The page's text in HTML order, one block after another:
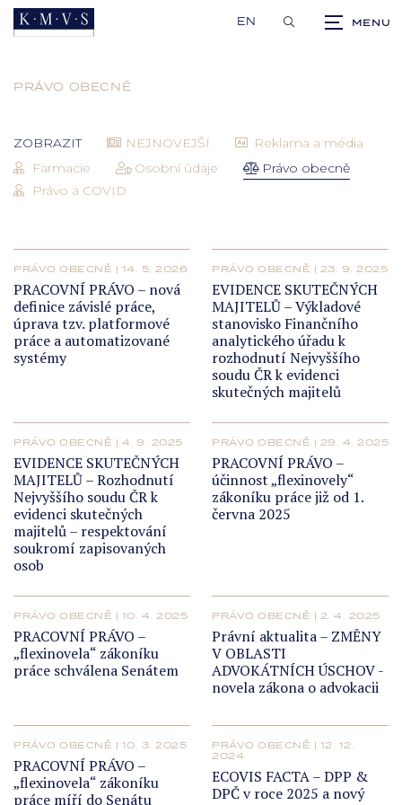
EN
PRÁVO OBECNĚ
ZOBRAZIT NEJNOVEJŠÍ
Reklama a média
Farmacie
Osobní údaje
Právo obecně
Právo a COVID
PRÁVO OBECNĚ | 14. 5. 2026
PRACOVNÍ PRÁVO – nová
definice závislé práce,
úprava tzv. platformové
práce a automatizované
systémy
PRÁVO OBECNĚ | 23. 9. 2025
EVIDENCE SKUTEČNÝCH
MAJITELŮ – Výkladové
stanovisko Finančního
analytického úřadu k
rozhodnutí Nejvyššího
soudu ČR k evidenci
skutečných majitelů
PRÁVO OBECNĚ | 4. 9. 2025
EVIDENCE SKUTEČNÝCH
MAJITELŮ – Rozhodnutí
Nejvyššího soudu ČR k
evidenci skutečných
majitelů – respektování
soukromí zapisovaných
osob
PRÁVO OBECNĚ | 29. 4. 2025
PRACOVNÍ PRÁVO –
účinnost „flexinovely“
zákoníku práce již od 1.
června 2025
PRÁVO OBECNĚ | 10. 4. 2025
PRACOVNÍ PRÁVO –
„flexinovela“ zákoníku
práce schválena Senátem
PRÁVO OBECNĚ | 2. 4. 2025
Právní aktualita – ZMĚNY
V OBLASTI
ADVOKÁTNÍCH ÚSCHOV -
novela zákona o advokacii
PRÁVO OBECNĚ | 10. 3. 2025
PRACOVNÍ PRÁVO –
„flexinovela“ zákoníku
práce míří do Senátu
PRÁVO OBECNĚ | 12. 12.
2024
ECOVIS FACTA – DPP &
DPČ v roce 2025 a nový